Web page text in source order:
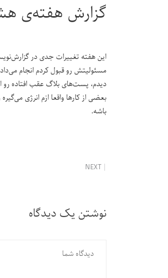
گزارش هفته‌ی
این هفته تغییرات جدی در
مسئولیتش رو قبول کردم انجام
دیدم، پست‌های بلاگ عقب افتاده رو
بعضی از کارها واقعا ازم انرژی
باشه.
NEXT
نوشتن یک دیدگاه